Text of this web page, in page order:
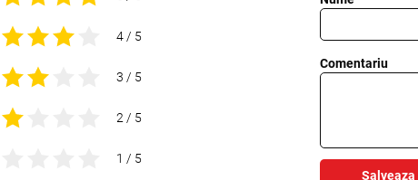
4 / 5
3 / 5
2 / 5
1 / 5
Comentariu
Salveaza